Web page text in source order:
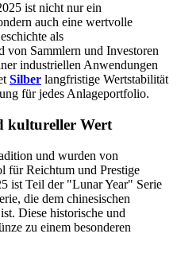
ist nicht nur ein
auch eine wertvolle
als
von Sammlern und Investoren
industriellen Anwendungen
Silber langfristige Wertstabilität
für jedes Anlageportfolio.
kultureller Wert
und wurden von
für Reichtum und Prestige
ist Teil der "Lunar Year" Serie
die dem chinesischen
Diese historische und
zu einem besonderen